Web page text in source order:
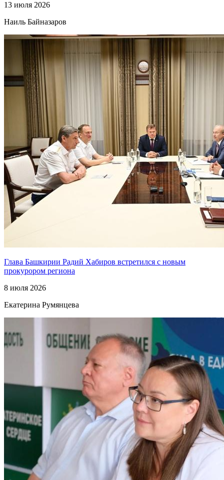
13 июля 2026
Наиль Байназаров
Глава Башкирии Радий Хабиров встретился с новым
прокурором региона
8 июля 2026
Екатерина Румянцева